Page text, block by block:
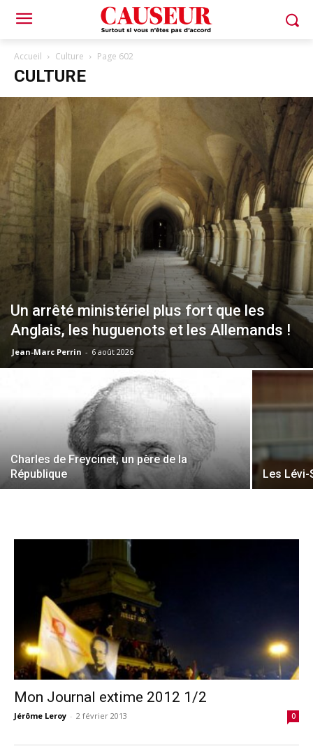
Accueil Culture Page 602
CULTURE
Un arrêté ministériel plus fort que les
Anglais, les huguenots et les Allemands !
Jean-Marc Perrin - 6 août 2026
Charles de Freycinet, un père de la
République
Les
Mon Journal extime 2012 1/2
Jérôme Leroy - 2 février 2013 0